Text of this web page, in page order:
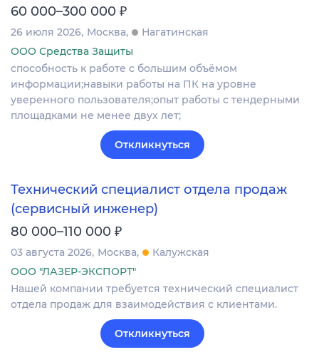
60 000–300 000 ₽
26 июля 2026 Москва
Нагатинская
ООО Средства Защиты
способность к работе с большим объёмом
информации;навыки работы на ПК на уровне
уверенного пользователя;опыт работы с тендерными
площадками не менее двух лет;
Откликнуться
Технический специалист отдела продаж
(сервисный инженер)
80 000–110 000 ₽
03 августа 2026 Москва
Калужская
ООО "ЛАЗЕР-ЭКСПОРТ"
Нашей компании требуется технический специалист
отдела продаж для взаимодействия с клиентами.
Откликнуться